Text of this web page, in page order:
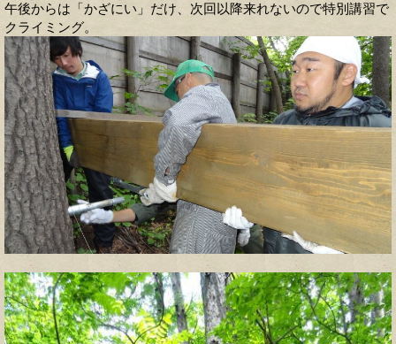
午後からは「かざにい」だけ、次回以降来れないので特別講習で
クライミング。